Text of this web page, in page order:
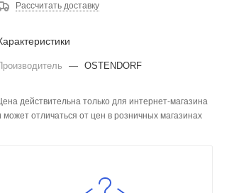
Рассчитать доставку
— OSTENDORF
действительна только для интернет-магазина
может отличаться от цен в розничных магазинах